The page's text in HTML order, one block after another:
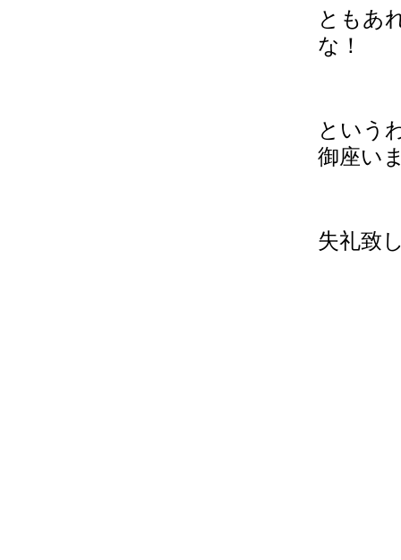
ともあ
な！
という
御座い
失礼致